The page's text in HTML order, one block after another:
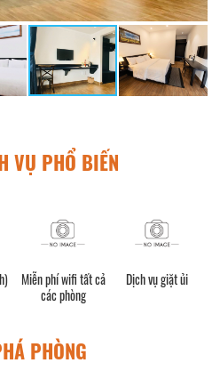
VỤ PHỔ BIẾN
Miễn phí wifi tất cả
các phòng
Dịch vụ giặt ủi
PHÒNG